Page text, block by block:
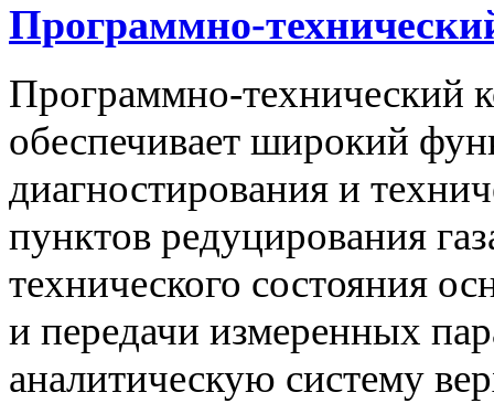
Программно-
Программно-технический
обеспечивает широкий
диагностирования и
пунктов редуцирования
технического состояния
и передачи измеренных
аналитическую систему